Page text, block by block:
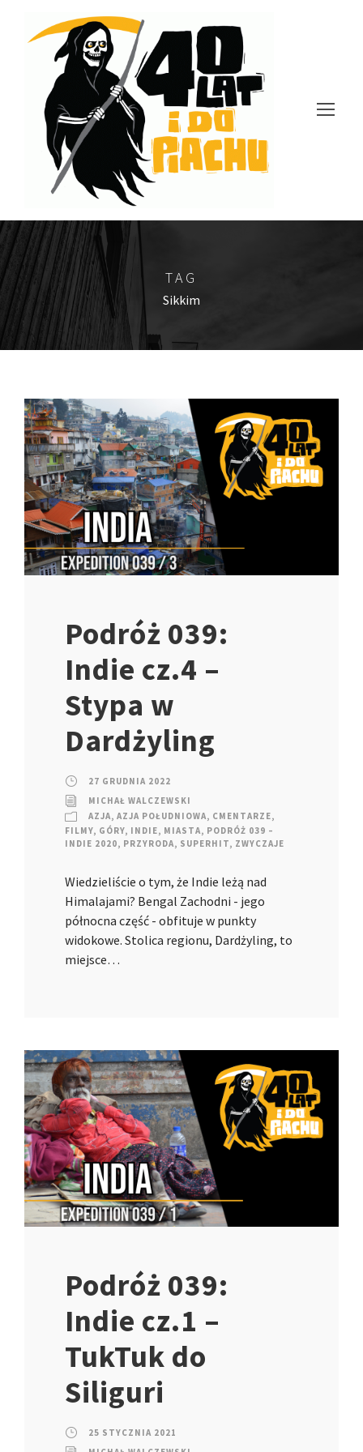
TAG
Sikkim
Podróż 039:
Indie cz.4 –
Stypa w
Dardżyling
27 GRUDNIA 2022
MICHAŁ WALCZEWSKI
AZJA, AZJA POŁUDNIOWA, CMENTARZE,
FILMY, GÓRY, INDIE, MIASTA, PODRÓŻ 039 –
INDIE 2020, PRZYRODA, SUPERHIT, ZWYCZAJE
Wiedzieliście o tym, że Indie leżą nad
Himalajami? Bengal Zachodni - jego
północna część - obfituje w punkty
widokowe. Stolica regionu, Dardżyling, to
miejsce…
Podróż 039:
Indie cz.1 –
TukTuk do
Siliguri
25 STYCZNIA 2021